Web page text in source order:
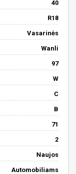
40
R18
Vasarinės
Wanli
97
W
C
B
71
2
Naujos
Automobiliams